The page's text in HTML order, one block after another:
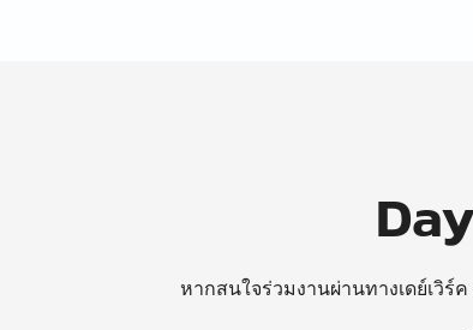
หากสนใจร่วมงานผ่านทางเดย์เวิร์